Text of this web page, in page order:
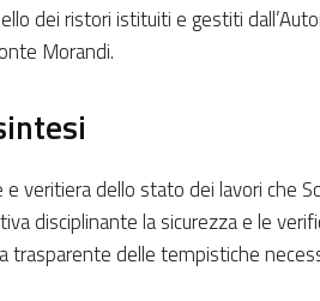
dei ristori istituiti e gestiti
Morandi.
e veritiera dello stato dei lavori che
disciplinante la sicurezza e le
trasparente delle tempistiche